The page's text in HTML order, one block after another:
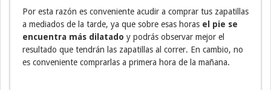
Por esta razón es conveniente acudir a comprar tus zapatillas
a mediados de la tarde, ya que sobre esas horas el pie se
encuentra más dilatado y podrás observar mejor el
resultado que tendrán las zapatillas al correr. En cambio, no
es conveniente comprarlas a primera hora de la mañana.